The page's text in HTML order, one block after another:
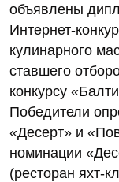
объявлены
Интернет-
кулинарного
ставшего
конкурсу
Победители
«Десерт» и
номинации
(ресторан яхт-